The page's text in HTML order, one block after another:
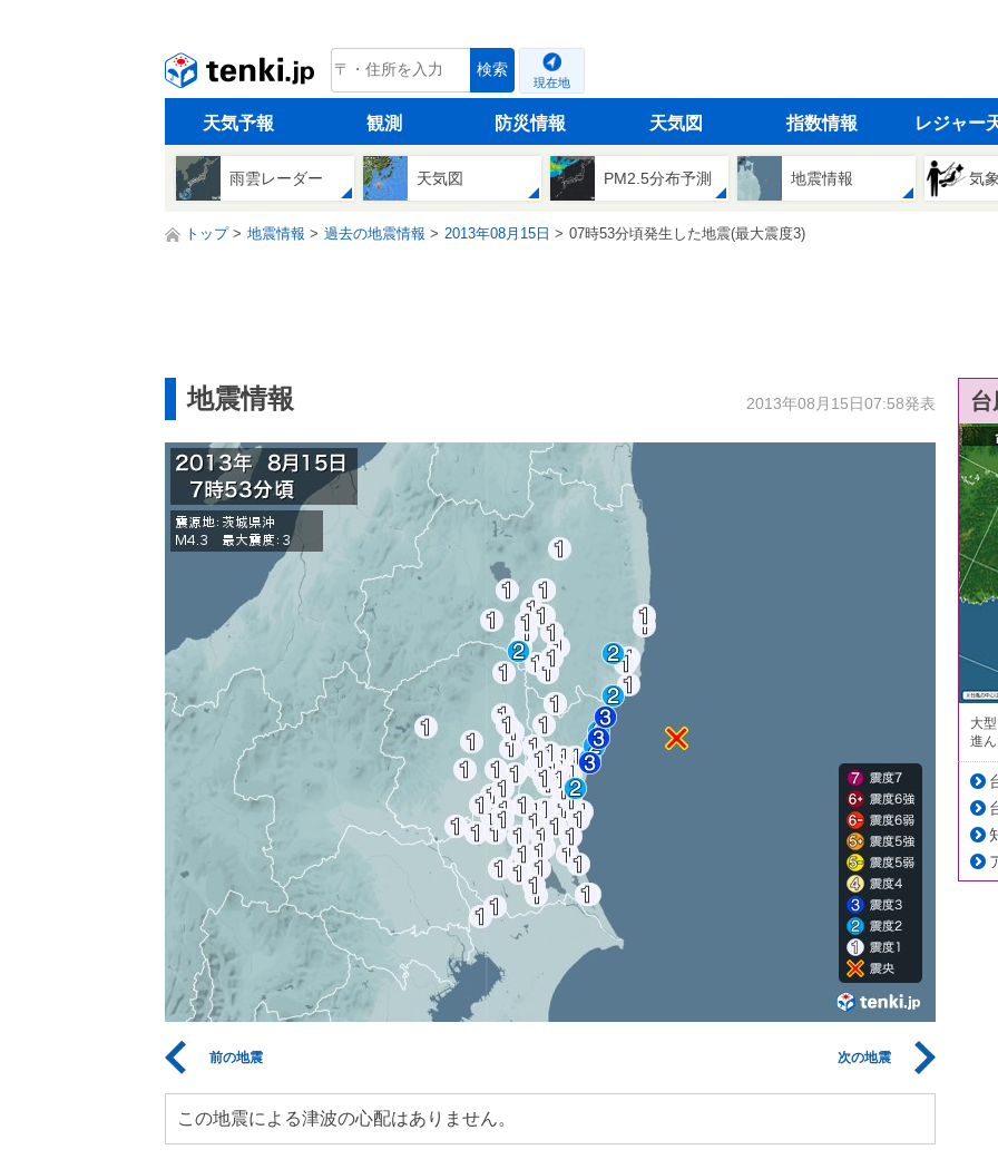
tenki.jp 検索
現在地
天気予報 観測 防災情報 天気図 指数情報 レジャー
雨雲レーダー 天気図 PM2.5分布予測 地震情報 気
トップ 地震情報 過去の地震情報 2013年08月15日 07時53分頃発生した地震(最大震度3)
地震情報 2013年08月15日07:58発表
前の地震 次の地震
この地震による津波の心配はありません。
大
進